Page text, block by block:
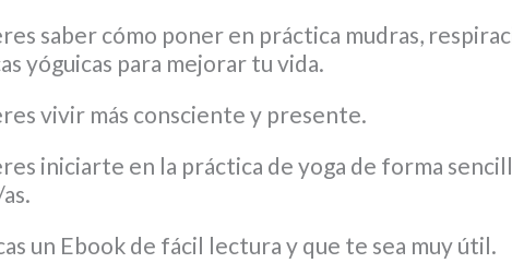
saber cómo poner en práctica mudras,
yóguicas para mejorar tu vida.
vivir más consciente y presente.
iniciarte en la práctica de yoga de forma
un Ebook de fácil lectura y que te sea muy útil.